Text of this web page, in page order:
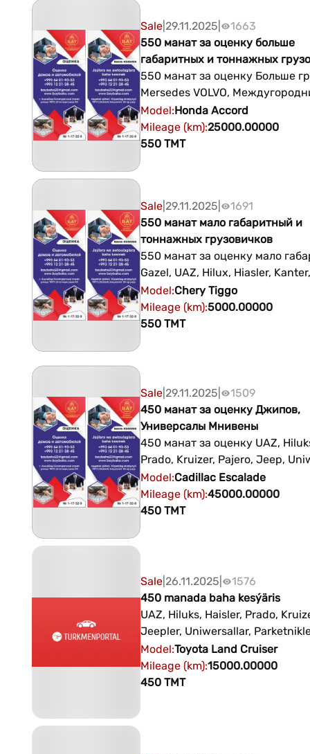
Sale |29.11.2025
1663
550 манат за оценку больше
габаритных и тоннажных
550 манат за оценку Больше
Mersedes VOLVO,
автобусы, ЗИЛ bortawoy и т.д. Адрес
Ашхабад перекресток улиц
Ататюрка Ледовый дворец
Model:Honda Accord
Mileage (km):25000.00000
550 TMT
Sale |29.11.2025
1691
550 манат мало габаритный и
тоннажных грузовичков
550 манат за оценку мало
Gazel, UAZ, Hilux, Hiasler,
Ewakuator, Forland, KIA Bongo,
мало грузный (мало
водовоз, DongFeng водовоз
Model:Chery Tiggo
Mileage (km):5000.00000
550 TMT
Sale |29.11.2025
1509
450 манат за оценку Джипов,
Универсалы Мнивены
450 манат за оценку UAZ,
Prado, Kruizer, Pajero, Jeep,
Parketnik, UAZ, GAZ: Минивэны
HAIS, SIENNA, PREWIA, Адрес
перекресток улиц Айтакова и
Model:Cadillac Escalade
Mileage (km):45000.00000
450 TMT
Sale |26.11.2025
1576
450 manada baha kesýäris
UAZ, Hiluks, Haisler, Prado,
Jeepler, Uniwersallar,
GAZ: awtobuslar MINIWENLER
HAIS, SIENNA, PREWIA, kysymly
awtoulaglara 450 manat baha
Model:Toyota Land Cruiser
Mileage (km):15000.00000
450 TMT